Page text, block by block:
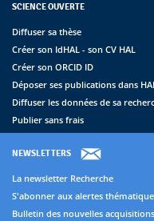
SCIENCE OUVERTE
Diffuser sa thèse
Créer son IdHAL - son CV HAL
Créer son ORCID ID
Déposer ses publications dans
Diffuser les données de sa
Publier sans frais
NEWSLETTERS
La newsletter Recherche
S'abonner aux alertes
Bulletin des nouvelles acquisitions